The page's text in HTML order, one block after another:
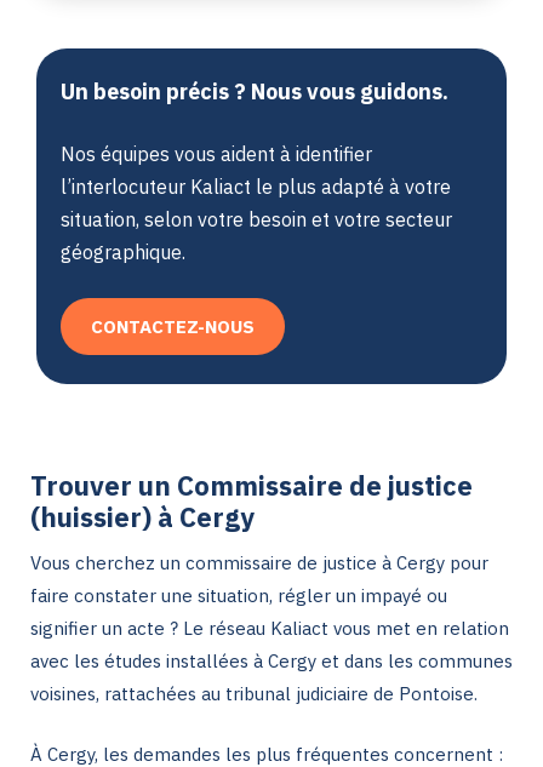
Un besoin précis ? Nous vous guidons.
Nos équipes vous aident à identifier
l’interlocuteur Kaliact le plus adapté à votre
situation, selon votre besoin et votre secteur
géographique.
CONTACTEZ-NOUS
Trouver un Commissaire de justice
(huissier) à Cergy
Vous cherchez un commissaire de justice à Cergy pour
faire constater une situation, régler un impayé ou
signifier un acte ? Le réseau Kaliact vous met en relation
avec les études installées à Cergy et dans les communes
voisines, rattachées au tribunal judiciaire de Pontoise.
À Cergy, les demandes les plus fréquentes concernent :